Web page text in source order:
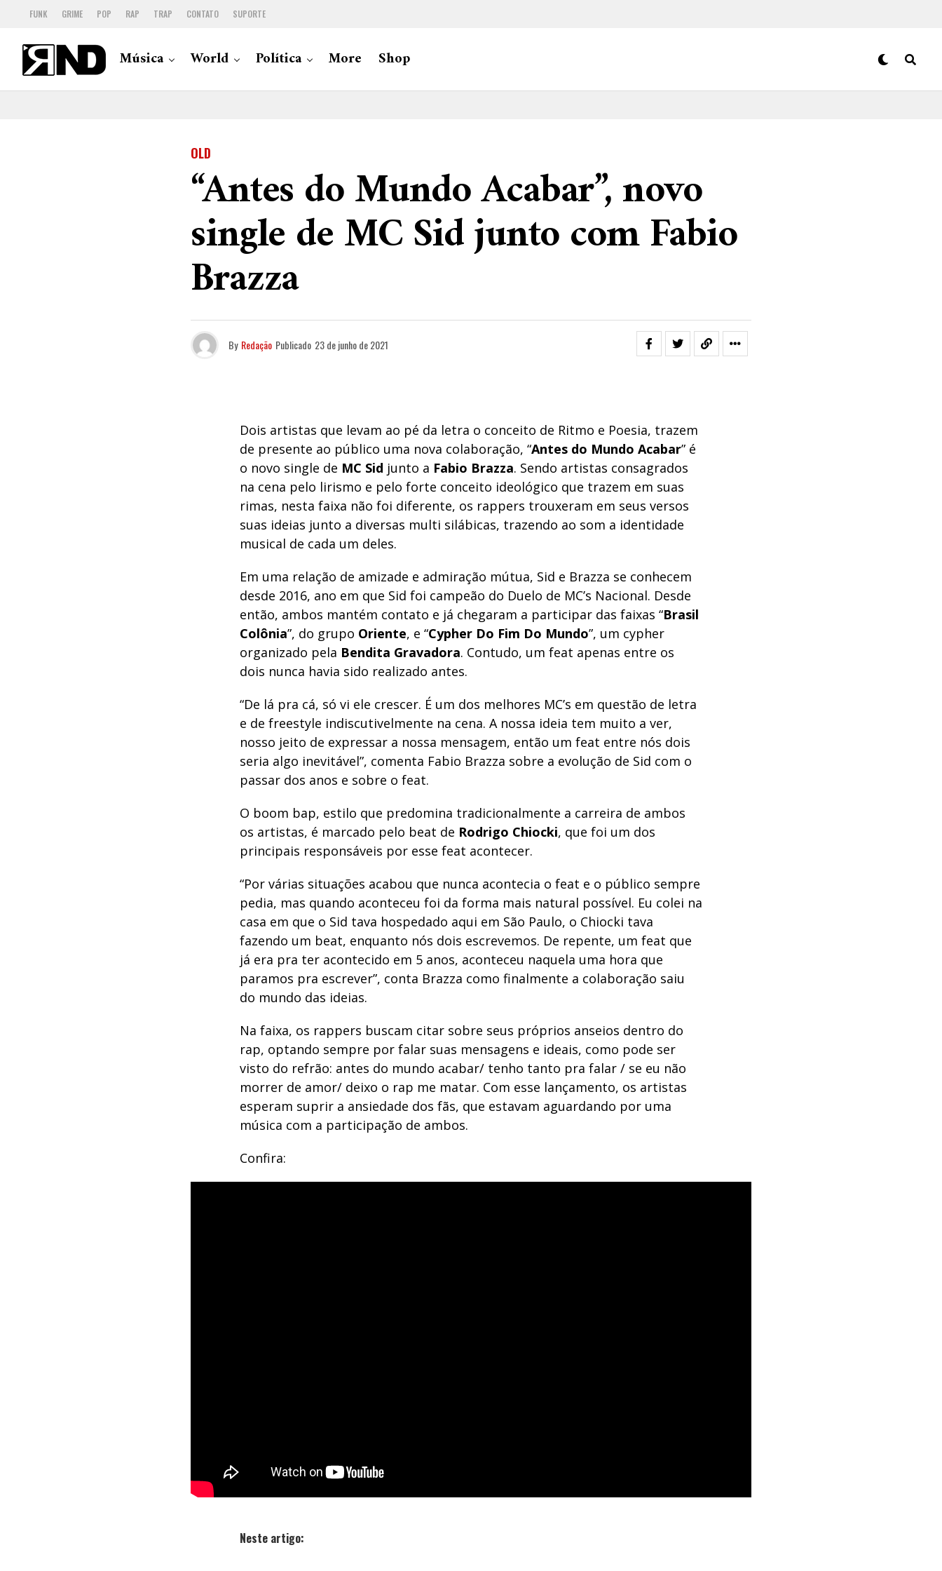
FUNK GRIME POP RAP TRAP CONTATO SUPORTE
Música World Política More Shop
OLD
“Antes do Mundo Acabar”, novo
single de MC Sid junto com Fabio
Brazza
By Redação Publicado 23 de junho de 2021
Dois artistas que levam ao pé da letra o conceito de Ritmo e Poesia, trazem
de presente ao público uma nova colaboração, “Antes do Mundo Acabar” é
o novo single de MC Sid junto a Fabio Brazza. Sendo artistas consagrados
na cena pelo lirismo e pelo forte conceito ideológico que trazem em suas
rimas, nesta faixa não foi diferente, os rappers trouxeram em seus versos
suas ideias junto a diversas multi silábicas, trazendo ao som a identidade
musical de cada um deles.
Em uma relação de amizade e admiração mútua, Sid e Brazza se conhecem
desde 2016, ano em que Sid foi campeão do Duelo de MC’s Nacional. Desde
então, ambos mantém contato e já chegaram a participar das faixas “Brasil
Colônia”, do grupo Oriente, e “Cypher Do Fim Do Mundo”, um cypher
organizado pela Bendita Gravadora. Contudo, um feat apenas entre os
dois nunca havia sido realizado antes.
“De lá pra cá, só vi ele crescer. É um dos melhores MC’s em questão de letra
e de freestyle indiscutivelmente na cena. A nossa ideia tem muito a ver,
nosso jeito de expressar a nossa mensagem, então um feat entre nós dois
seria algo inevitável”, comenta Fabio Brazza sobre a evolução de Sid com o
passar dos anos e sobre o feat.
O boom bap, estilo que predomina tradicionalmente a carreira de ambos
os artistas, é marcado pelo beat de Rodrigo Chiocki, que foi um dos
principais responsáveis por esse feat acontecer.
“Por várias situações acabou que nunca acontecia o feat e o público sempre
pedia, mas quando aconteceu foi da forma mais natural possível. Eu colei na
casa em que o Sid tava hospedado aqui em São Paulo, o Chiocki tava
fazendo um beat, enquanto nós dois escrevemos. De repente, um feat que
já era pra ter acontecido em 5 anos, aconteceu naquela uma hora que
paramos pra escrever”, conta Brazza como finalmente a colaboração saiu
do mundo das ideias.
Na faixa, os rappers buscam citar sobre seus próprios anseios dentro do
rap, optando sempre por falar suas mensagens e ideais, como pode ser
visto do refrão: antes do mundo acabar/ tenho tanto pra falar / se eu não
morrer de amor/ deixo o rap me matar. Com esse lançamento, os artistas
esperam suprir a ansiedade dos fãs, que estavam aguardando por uma
música com a participação de ambos.
Confira:
Neste artigo: